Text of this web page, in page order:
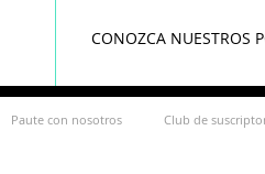
CONOZCA NUESTROS
Paute con nosotros Club de